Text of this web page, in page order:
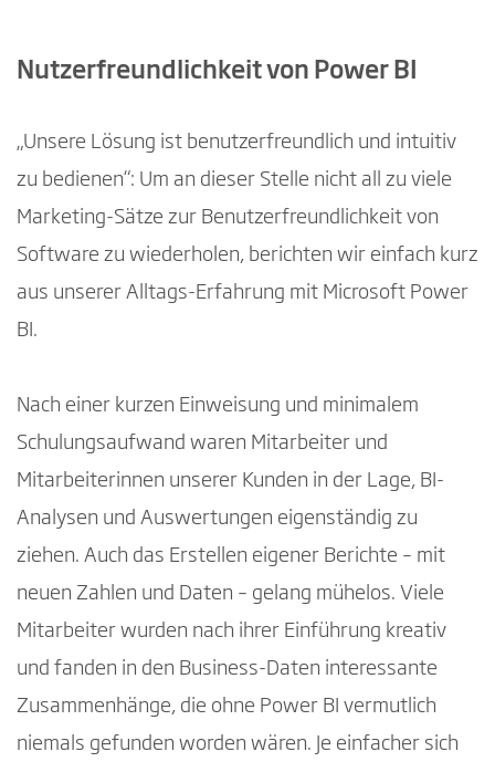
Nutzerfreundlichkeit von Power BI
„Unsere Lösung ist benutzerfreundlich und intuitiv
zu bedienen“: Um an dieser Stelle nicht all zu viele
Marketing-Sätze zur Benutzerfreundlichkeit von
Software zu wiederholen, berichten wir einfach kurz
aus unserer Alltags-Erfahrung mit Microsoft Power
BI.
Nach einer kurzen Einweisung und minimalem
Schulungsaufwand waren Mitarbeiter und
Mitarbeiterinnen unserer Kunden in der Lage, BI-
Analysen und Auswertungen eigenständig zu
ziehen. Auch das Erstellen eigener Berichte – mit
neuen Zahlen und Daten – gelang mühelos. Viele
Mitarbeiter wurden nach ihrer Einführung kreativ
und fanden in den Business-Daten interessante
Zusammenhänge, die ohne Power BI vermutlich
niemals gefunden worden wären. Je einfacher sich